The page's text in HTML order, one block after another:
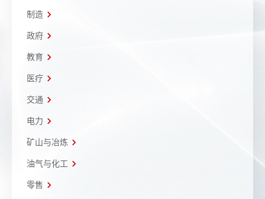
制造
政府
教育
医疗
交通
电力
矿山与冶炼
油气与化工
零售